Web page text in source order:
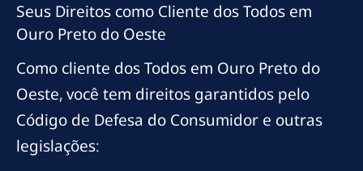
Seus Direitos como Cliente dos Todos em
Ouro Preto do Oeste
Como cliente dos Todos em Ouro Preto do
Oeste, você tem direitos garantidos pelo
Código de Defesa do Consumidor e outras
legislações: